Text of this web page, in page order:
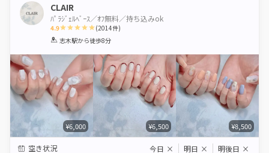
CLAIR
ﾊﾟﾗｼﾞｪﾙﾍﾞｰｽ／ｵﾌ無料／持ち込みok
4.9
1 2 3 4 5
(2014件)
志木駅から徒歩8分
¥6,000 ¥6,500 ¥8,500
空き状況 今日 × 明日 × 明後日 ×